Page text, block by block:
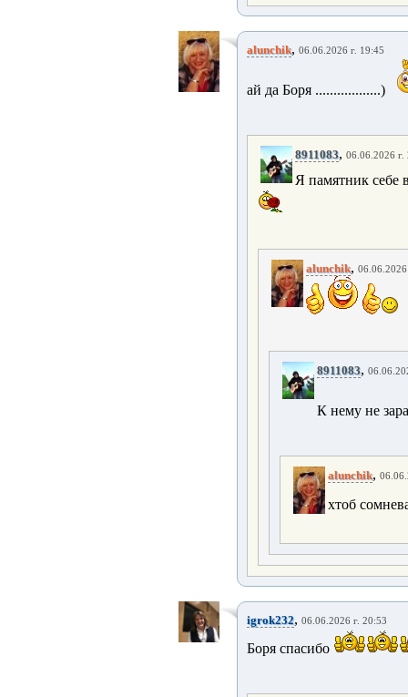
alunchik, 06.06.2026 г. 19:45
ай да Боря ..................)
8911083, 06.06.2026 г.
Я памятник себе
alunchik,
8911083,
К нему не
alunchik,
хтоб
igrok232, 06.06.2026 г. 20:53
Боря спасибо